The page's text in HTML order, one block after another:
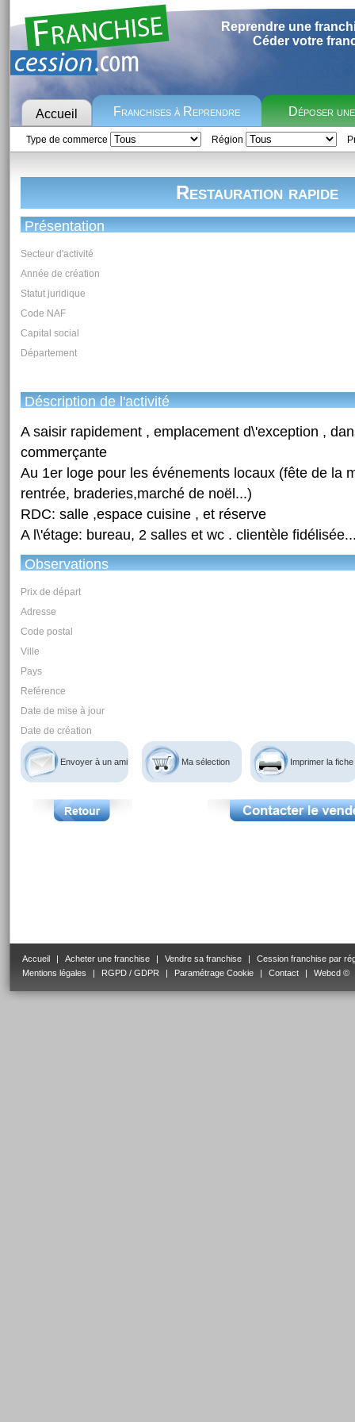
Reprendre une
Céder votre
Accueil Franchises à Reprendre Déposer
Type de commerce Région
Restauration rapide
Présentation
Secteur d'activité
Année de création
Statut juridique
Code NAF
Capital social
Département
Déscription de l'activité
A saisir rapidement , emplacement d\'exception ,
commerçante
Au 1er loge pour les événements locaux (fête de la
rentrée, braderies,marché de noël...)
RDC: salle ,espace cuisine , et réserve
A l\'étage: bureau, 2 salles et wc . clientèle
Observations
Prix de départ
Adresse
Code postal
Ville
Pays
Reférence
Date de mise à jour
Date de création
Envoyer à un ami Ma sélection Imprimer la fiche
Accueil | Acheter une franchise | Vendre sa franchise |
Cession franchise par
Mentions légales
| RGPD / GDPR | Paramétrage Cookie | Contact | Webcd ©